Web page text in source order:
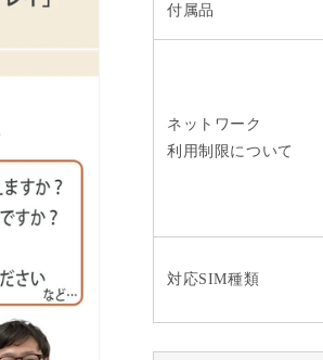
付属品
ネットワーク
利用制限について
対応SIM種類